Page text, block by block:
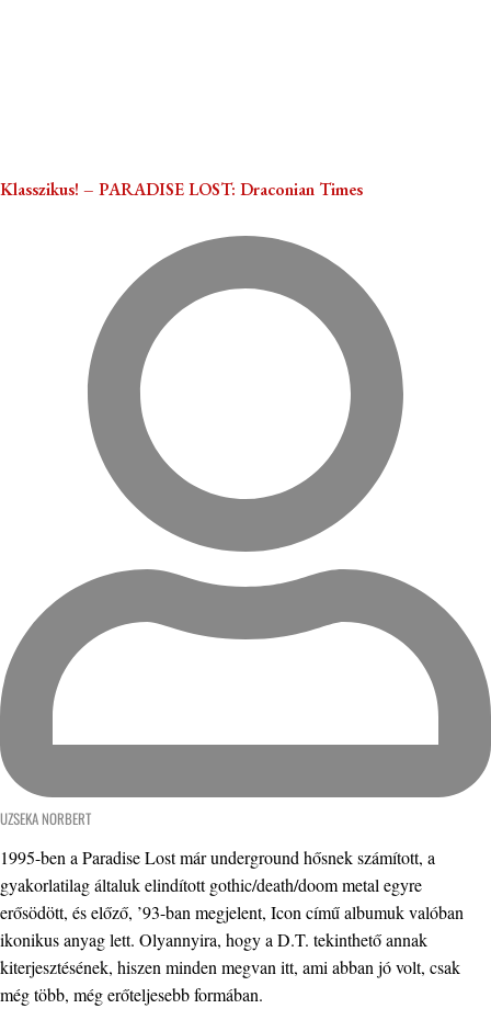
Klasszikus! – PARADISE LOST: Draconian Times
UZSEKA NORBERT
1995-ben a Paradise Lost már underground hősnek számított, a
gyakorlatilag általuk elindított gothic/death/doom metal egyre
erősödött, és előző, ’93-ban megjelent, Icon című albumuk valóban
ikonikus anyag lett. Olyannyira, hogy a D.T. tekinthető annak
kiterjesztésének, hiszen minden megvan itt, ami abban jó volt, csak
még több, még erőteljesebb formában.